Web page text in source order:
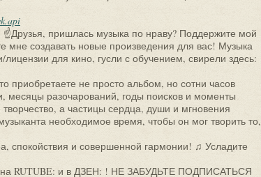
☝Друзья, пришлась музыка по нраву? Поддержите мой
мне создавать новые произведения для вас! Музыка
для кино, гусли с обучением, свирели здесь:
приобретаете не просто альбом, но сотни часов
месяцы разочарований, годы поисков и моменты
а частицы сердца, души и мгновения
необходимое время, чтобы он мог творить то,
спокойствия и совершенной гармонии! ♫ Усладите
RUTUBE: и в ДЗЕН: ! НЕ ЗАБУДЬТЕ ПОДПИСАТЬСЯ